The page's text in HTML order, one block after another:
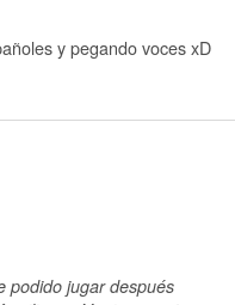
y pegando voces xD
podido jugar después